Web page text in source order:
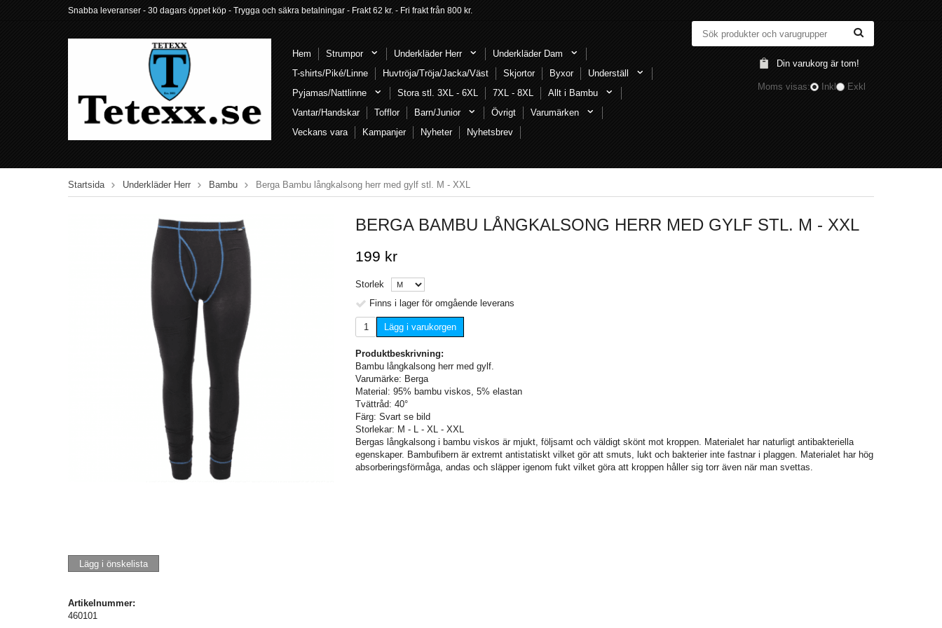
Snabba leveranser - 30 dagars öppet köp - Trygga och säkra betalningar - Frakt 62 kr. - Fri frakt från 800 kr.
Hem Strumpor Underkläder Herr
Underkläder Dam
T-shirts/Piké/Linne
Huvtröja/Tröja/Jacka/Väst Skjortor Byxor
Underställ
Pyjamas/Nattlinne
Stora stl. 3XL - 6XL 7XL - 8XL
Allt i Bambu
Vantar/Handskar
Tofflor Barn/Junior Övrigt
Varumärken
Veckans vara
Kampanjer Nyheter Nyhetsbrev
Din varukorg är tom!
Moms visas: Inkl Exkl
Startsida Underkläder Herr Bambu Berga Bambu långkalsong herr med gylf stl. M - XXL
BERGA BAMBU LÅNGKALSONG HERR MED GYLF STL. M - XXL
199 kr
Storlek
Finns i lager för omgående leverans
Lägg i varukorgen
Produktbeskrivning:
Bambu långkalsong herr med gylf.
Varumärke: Berga
Material: 95% bambu viskos, 5% elastan
Tvättråd: 40°
Färg: Svart se bild
Storlekar: M - L - XL - XXL
Bergas långkalsong i bambu viskos är mjukt, följsamt och väldigt skönt mot kroppen. Materialet har naturligt antibakteriella
egenskaper. Bambufibern är extremt antistatiskt vilket gör att smuts, lukt och bakterier inte fastnar i plaggen. Materialet har hög
absorberingsförmåga, andas och släpper igenom fukt vilket göra att kroppen håller sig torr även när man svettas.
Lägg i önskelista
Artikelnummer:
460101